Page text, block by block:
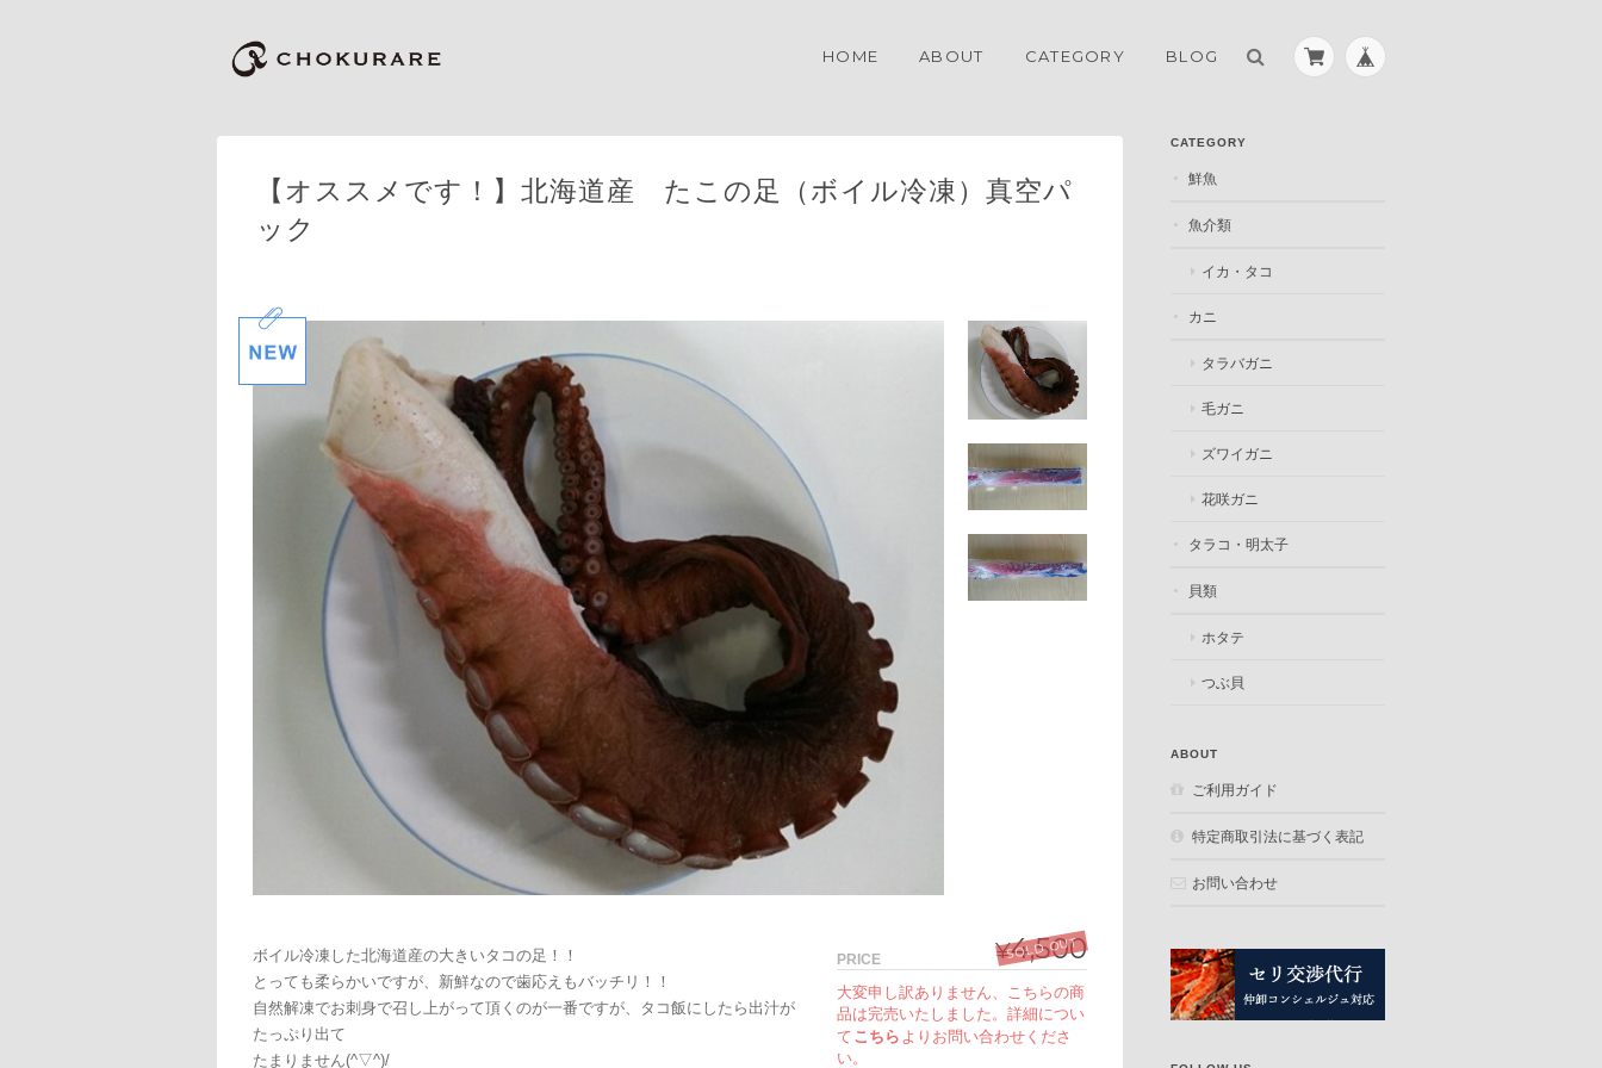
HOME ABOUT CATEGORY BLOG
【オススメです！】北海道産 たこの足（ボイル冷凍）真空パ
ック
ボイル冷凍した北海道産の大きいタコの足！！
とっても柔らかいですが、新鮮なので歯応えもバッチリ！！
自然解凍でお刺身で召し上がって頂くのが一番ですが、タコ飯にしたら出汁が
たっぷり出て
たまりません(^▽^)/
PRICE ¥4,500
SOLD OUT
大変申し訳ありません、こちらの商
品は完売いたしました。詳細につい
て こちら よりお問い合わせくださ
い。
CATEGORY
鮮魚
魚介類
イカ・タコ
カニ
タラバガニ
毛ガニ
ズワイガニ
花咲ガニ
タラコ・明太子
貝類
ホタテ
つぶ貝
ABOUT
ご利用ガイド
特定商取引法に基づく表記
お問い合わせ